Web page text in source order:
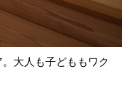
大人も子どももワク